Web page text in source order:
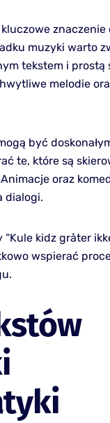
znaczenie
muzyki warto
tekstem i prostą
melodie
być
te, które są
oraz
dialogi.
kidz gråter
wspierać